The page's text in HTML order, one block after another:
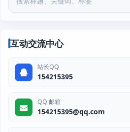
互动交流中心
站长QQ
154215395
QQ 邮箱
154215395@qq.com